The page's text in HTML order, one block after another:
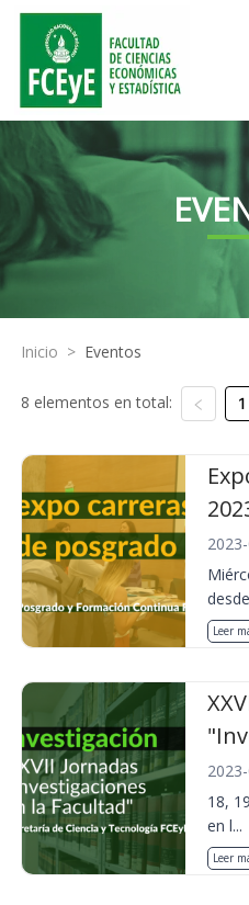
Inicio > Eventos
8 elementos en total: 1
Leer
18,
en l...
Leer